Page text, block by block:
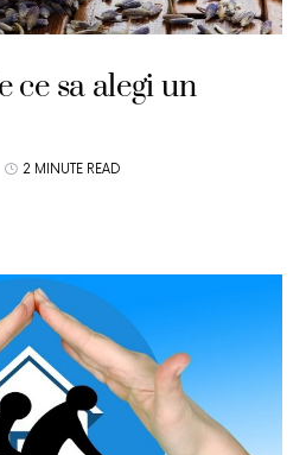
ce sa alegi un
2 MINUTE READ